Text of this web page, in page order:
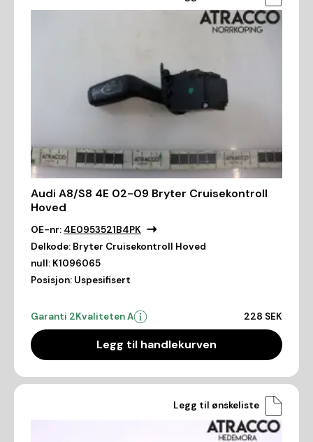
Audi A8/S8 4E 02-09 Bryter Cruisekontroll
Hoved
OE-nr: 4E0953521B4PK
Delkode: Bryter Cruisekontroll Hoved
null: K1096065
Posisjon: Uspesifisert
Garanti 2Kvaliteten A 228 SEK
Legg til handlekurven
Legg til ønskeliste